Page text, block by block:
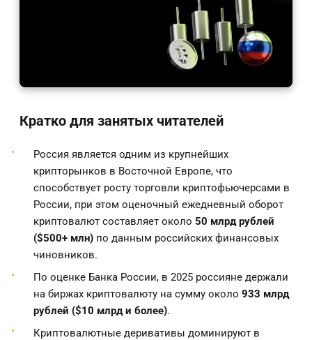
Кратко для занятых читателей
Россия является одним из крупнейших
крипторынков в Восточной Европе, что
способствует росту торговли криптофьючерсами в
России, при этом оценочный ежедневный оборот
криптовалют составляет около 50 млрд рублей
($500+ млн) по данным российских финансовых
чиновников.
По оценке Банка России, в 2025 россияне держали
на биржах криптовалюту на сумму около 933 млрд
рублей ($10 млрд и более).
Криптовалютные деривативы доминируют в